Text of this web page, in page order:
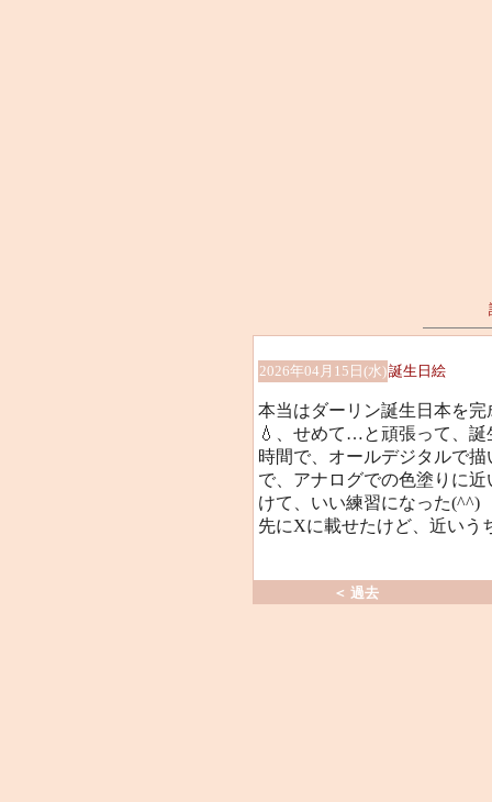
2026年04月15日(水)誕生日絵
本当はダーリン誕生日本を
💧、せめて…と頑張って、
時間で、オールデジタルで
で、アナログでの色塗りに
けて、いい練習になった(^^)
先にXに載せたけど、近いう
＜ 過去